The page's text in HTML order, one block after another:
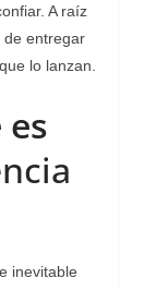
A raíz
de entregar
lo lanzan.
es
inevitable